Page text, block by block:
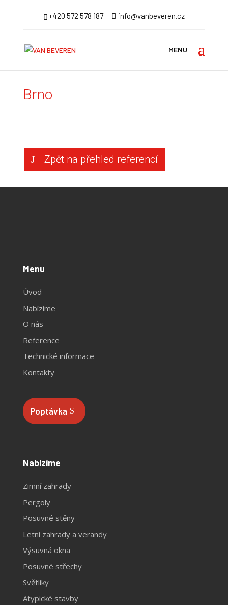
+420 572 578 187 info@vanbeveren.cz
Úvodní stránka> > Brno
Brno
Zpět na přehled referencí
Menu
Úvod
Nabízíme
O nás
Reference
Technické informace
Kontakty
Poptávka
Nabízíme
Zimní zahrady
Pergoly
Posuvné stěny
Letní zahrady a verandy
Výsuvná okna
Posuvné střechy
Světlíky
Atypické stavby